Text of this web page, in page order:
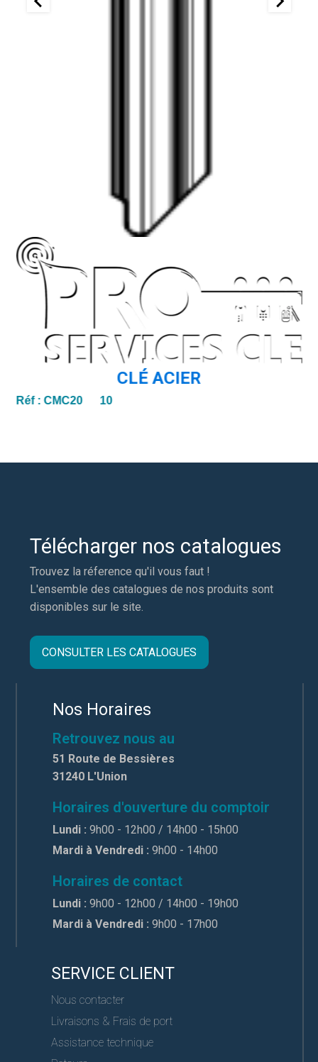
CLÉ ACIER
Réf :CMC20 10
Télécharger nos catalogues
Trouvez la réference qu'il vous faut !
L'ensemble des catalogues de nos produits sont
disponibles sur le site.
CONSULTER LES CATALOGUES
Nos Horaires
Retrouvez nous au
51 Route de Bessières
31240 L'Union
Horaires d'ouverture du comptoir
Lundi : 9h00 - 12h00 / 14h00 - 15h00
Mardi à Vendredi : 9h00 - 14h00
Horaires de contact
Lundi : 9h00 - 12h00 / 14h00 - 19h00
Mardi à Vendredi : 9h00 - 17h00
SERVICE CLIENT
Nous contacter
Livraisons & Frais de port
Assistance technique